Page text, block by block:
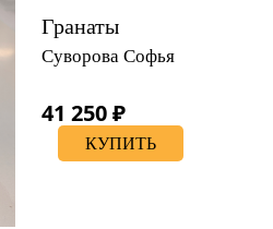
Гранаты
Суворова Софья
41 250 ₽
КУПИТЬ